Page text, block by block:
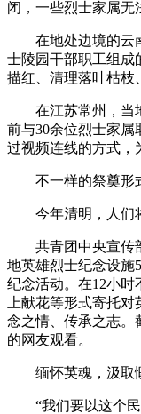
闭，一些烈士家属无
在地处边境的云南
士陵园干部职工组成
描红、清理落叶枯枝
在江苏常州，当地
前与30余位烈士家属
过视频连线的方式，
不一样的祭奠形式
今年清明，人们将
共青团中央宣传部
地英雄烈士纪念设施
纪念活动。在12小
上献花等形式寄托
念之情、传承之志。
的网友观看。
缅怀英魂，汲取慨
“我们要以这个民